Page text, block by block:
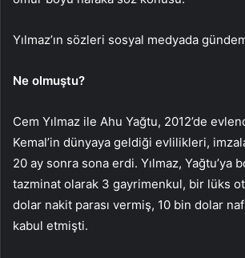
Yılmaz’ın sözleri sosyal medyada
Ne olmuştu?
Cem Yılmaz ile Ahu Yağtu, 2012’de
Kemal’in dünyaya geldiği evlilikleri,
20 ay sonra sona erdi. Yılmaz, Yağtu’ya
tazminat olarak 3 gayrimenkul, bir lüks
dolar nakit parası vermiş, 10 bin dolar
kabul etmişti.